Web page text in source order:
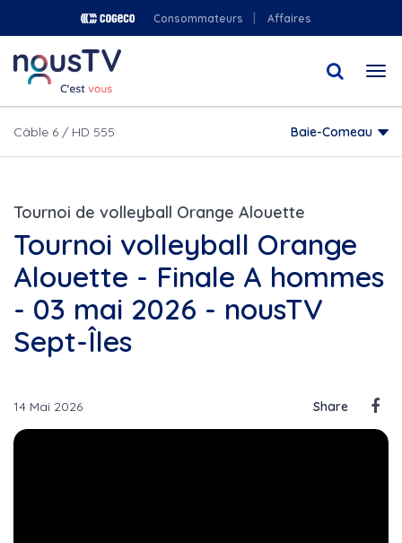
au
contenu
principal
Consommateurs Affaires
Câble 6 / HD 555 Baie-Comeau
Tournoi de volleyball Orange Alouette
Tournoi volleyball Orange
Alouette - Finale A hommes
- 03 mai 2026 - nousTV
Sept-Îles
14 Mai 2026 Share